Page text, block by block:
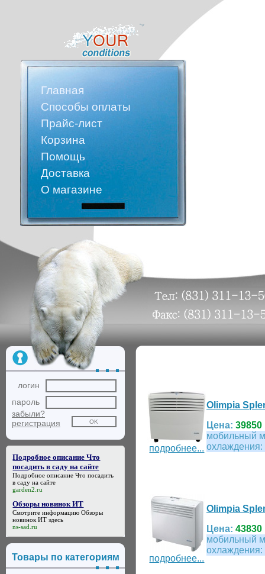
Главная
Способы оплаты
Прайс-лист
Корзина
Помощь
Доставка
О магазине
логин
пароль
забыли?
регистрация
Подробное описание Что
посадить в саду на сайте
Подробное описание Что посадить
в саду на сайте
garden2.ru
Обзоры новинок ИТ
Смотрите информациюОбзоры
новинок ИТ здесь
ns-sad.ru
Товары по категориям
подробнее...
Olimpia
Цена: 39850
мобильный
охлаждения:
подробнее...
Olimpia
Цена: 43830
мобильный
охлаждения: